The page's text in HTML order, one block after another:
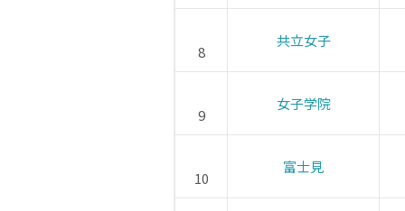
8
共立女子
9
女子学院
10
富士見